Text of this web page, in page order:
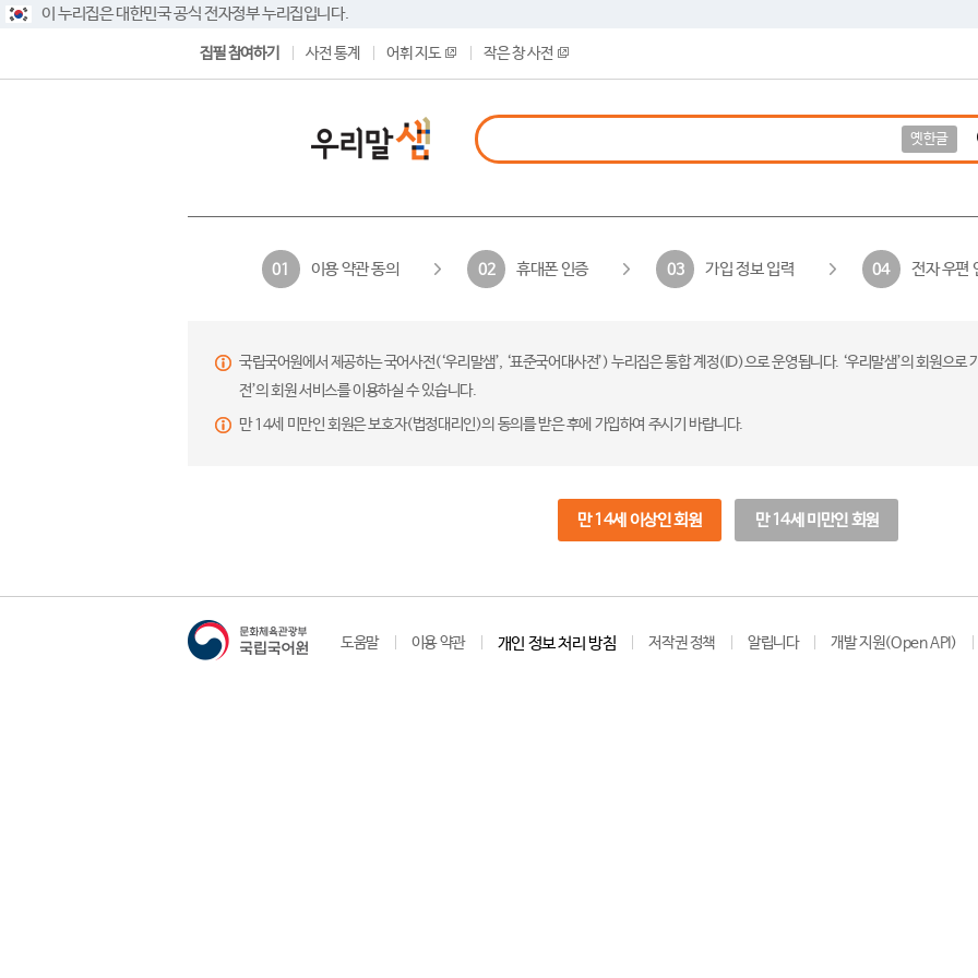
이 누리집은 대한민국 공식 전자정부 누리집입니다.
집필 참여하기 사전 통계 어휘 지도 작은 창 사전
옛한글
01 이용 약관 동의 02 휴대폰 인증 03 가입 정보 입력 04 전자 우편
국립국어원에서 제공하는 국어사전(‘우리말샘’, ‘표준국어대사전’) 누리집은 통합 계정(ID)으로 운영됩니다. ‘우리말샘’의 회원으
전’의 회원 서비스를 이용하실 수 있습니다.
만 14세 미만인 회원은 보호자(법정대리인)의 동의를 받은 후에 가입하여 주시기 바랍니다.
만 14세 이상인 회원 만 14세 미만인 회원
도움말 이용 약관 개인 정보 처리 방침 저작권 정책 알립니다 개발 지원(Open API)